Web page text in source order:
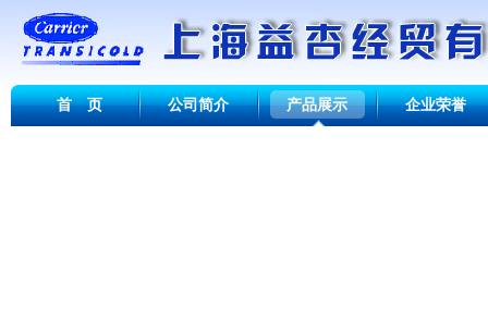
首 页 公司简介 产品展示 企业荣誉